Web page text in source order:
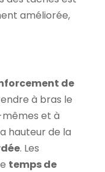
améliorée,
de
à bras le
et à
hauteur de la
. Les
temps de